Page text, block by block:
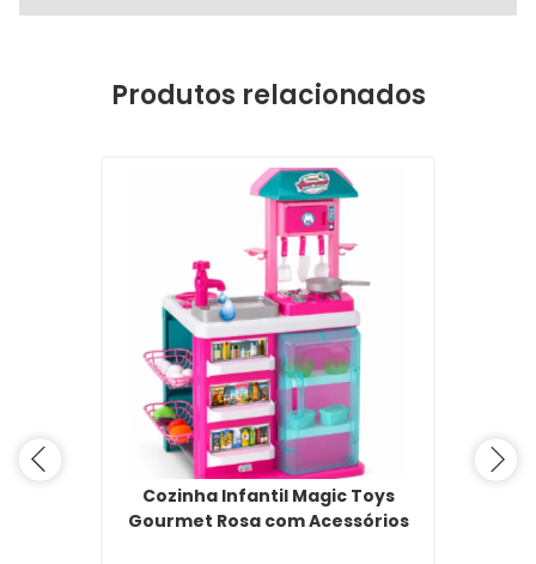
Produtos relacionados
Cozinha Infantil Magic Toys
Gourmet Rosa com Acessórios